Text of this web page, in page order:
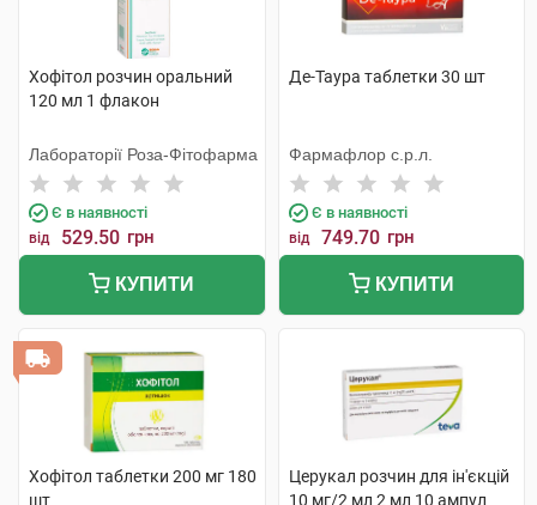
Хофітол розчин оральний
120 мл 1 флакон
Лабораторії Роза-Фітофарма
Є в наявності
від 529.50 грн
КУПИТИ
Де-Таура таблетки 30 шт
Фармафлор с.р.л.
Є в наявності
від 749.70 грн
КУПИТИ
Хофітол таблетки 200 мг 180
шт
Церукал розчин для ін'єкцій
10 мг/2 мл 2 мл 10 ампул